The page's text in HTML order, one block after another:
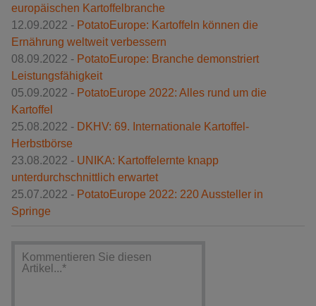
europäischen Kartoffelbranche
12.09.2022 - PotatoEurope: Kartoffeln können die
Ernährung weltweit verbessern
08.09.2022 - PotatoEurope: Branche demonstriert
Leistungsfähigkeit
05.09.2022 - PotatoEurope 2022: Alles rund um die
Kartoffel
25.08.2022 - DKHV: 69. Internationale Kartoffel-
Herbstbörse
23.08.2022 - UNIKA: Kartoffelernte knapp
unterdurchschnittlich erwartet
25.07.2022 - PotatoEurope 2022: 220 Aussteller in
Springe